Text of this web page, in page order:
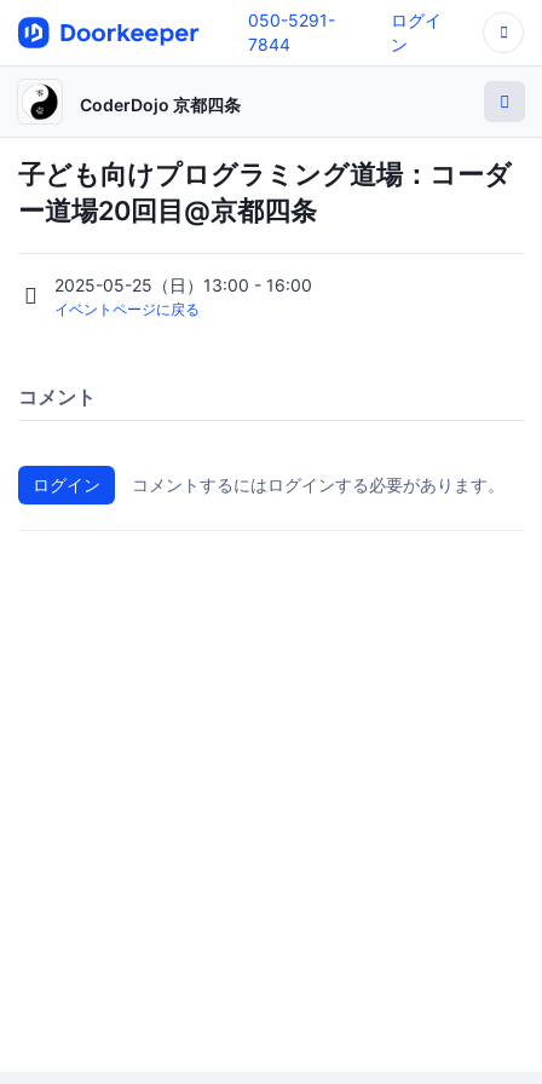
050-5291-
7844
ログイ
ン
CoderDojo 京都四条
子ども向けプログラミング道場：コーダ
ー道場20回目@京都四条
2025-05-25（日）13:00 - 16:00
イベントページに戻る
コメント
ログイン コメントするにはログインする必要があります。